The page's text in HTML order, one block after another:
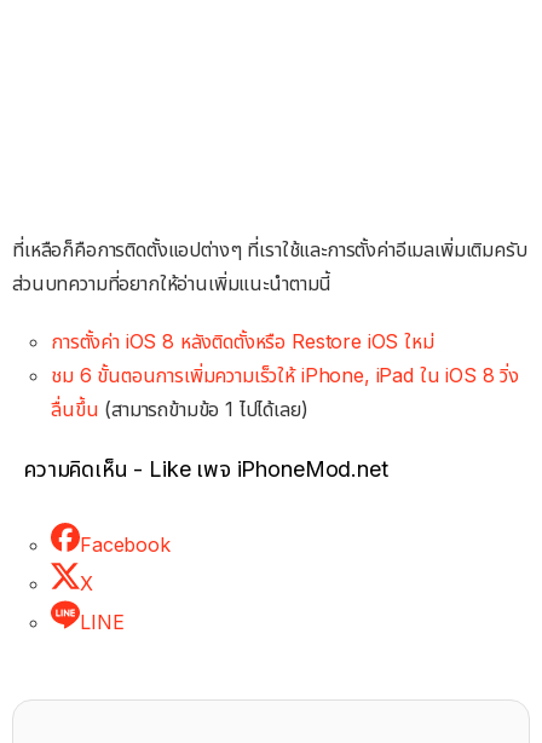
ที่เหลือก็คือการติดตั้งแอปต่างๆ ที่เราใช้และการตั้งค่าอีเมลเพิ่มเติมครับ
ส่วนบทความที่อยากให้อ่านเพิ่มแนะนำตามนี้
การตั้งค่า iOS 8 หลังติดตั้งหรือ Restore iOS ใหม่
ชม 6 ขั้นตอนการเพิ่มความเร็วให้ iPhone, iPad ใน iOS 8 วิ่ง
ลื่นขึ้น (สามารถข้ามข้อ 1 ไปได้เลย)
ความคิดเห็น - Like เพจ iPhoneMod.net
Facebook
X
LINE